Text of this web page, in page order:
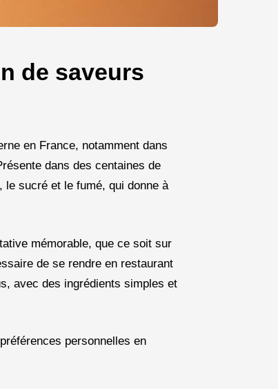
de saveurs
en France, notamment dans
dans des centaines de
le sucré et le fumé, qui donne à
mémorable, que ce soit sur
de se rendre en restaurant
avec des ingrédients simples et
personnelles en